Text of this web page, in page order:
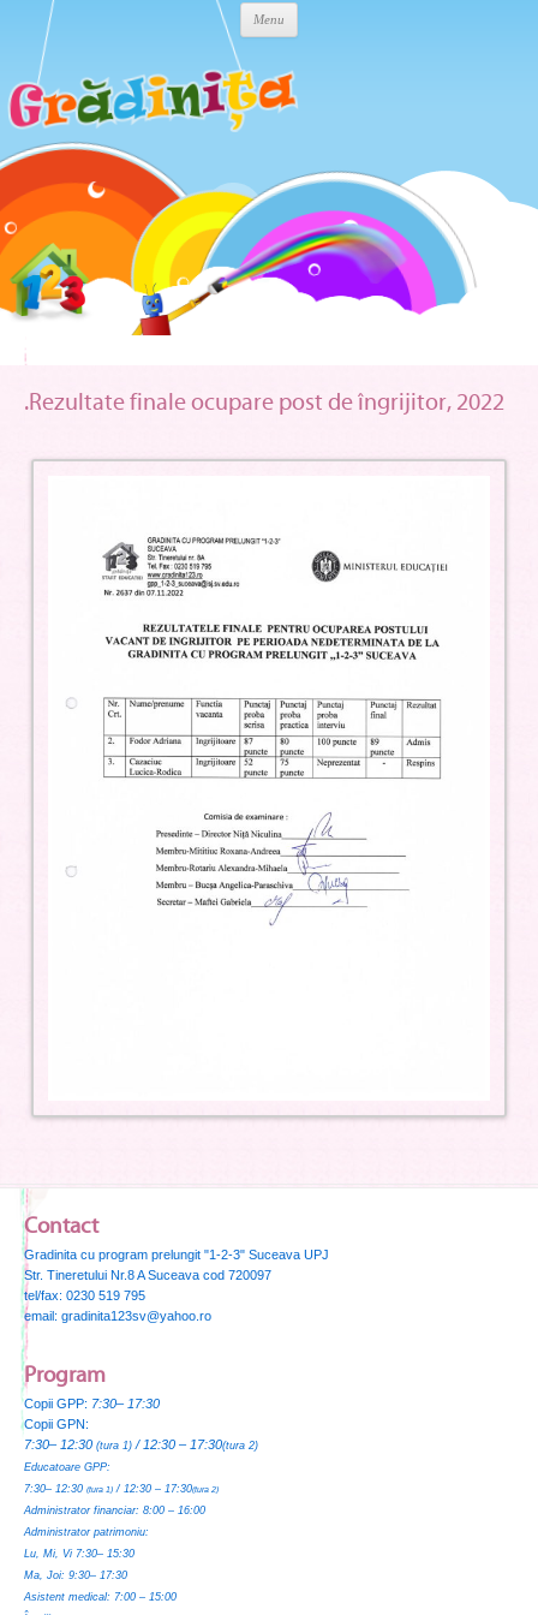
Menu
.Rezultate finale ocupare post de îngrijitor, 2022
Contact
Gradinita cu program prelungit "1-2-3" Suceava UPJ
Str. Tineretului Nr.8 A Suceava cod 720097
tel/fax: 0230 519 795
email: gradinita123sv@yahoo.ro
Program
Copii GPP: 7:30– 17:30
Copii GPN:
7:30– 12:30 (tura 1) / 12:30 – 17:30(tura 2)
Educatoare GPP:
7:30– 12:30 (tura 1) / 12:30 – 17:30(tura 2)
Administrator financiar: 8:00 – 16:00
Administrator patrimoniu:
Lu, Mi, Vi 7:30– 15:30
Ma, Joi: 9:30– 17:30
Asistent medical: 7:00 – 15:00